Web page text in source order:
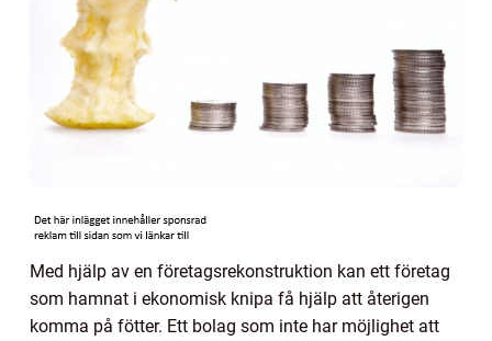
Med hjälp av en företagsrekonstruktion kan ett företag
som hamnat i ekonomisk knipa få hjälp att återigen
komma på fötter. Ett bolag som inte har möjlighet att